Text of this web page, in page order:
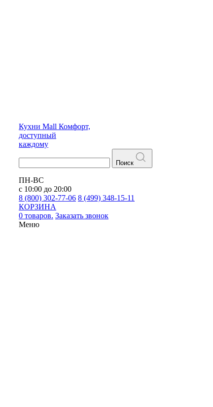
Кухни Mall Комфорт,
доступный
каждому
Поиск
ПН-ВС
с 10:00 до 20:00
8 (800) 302-77-06 8 (499) 348-15-11
КОРЗИНА
0 товаров. Заказать звонок
Меню